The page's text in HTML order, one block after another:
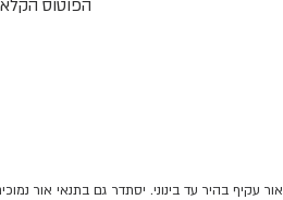
אור עקיף בהיר עד בינוני. יסתדר גם בתנאי אור